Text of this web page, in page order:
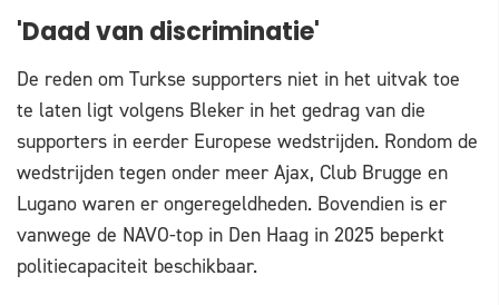
'Daad van discriminatie'
De reden om Turkse supporters niet in het uitvak toe
te laten ligt volgens Bleker in het gedrag van die
supporters in eerder Europese wedstrijden. Rondom de
wedstrijden tegen onder meer Ajax, Club Brugge en
Lugano waren er ongeregeldheden. Bovendien is er
vanwege de NAVO-top in Den Haag in 2025 beperkt
politiecapaciteit beschikbaar.